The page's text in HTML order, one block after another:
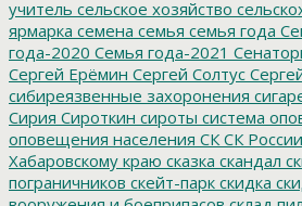
учитель сельское хозяйство
ярмарка семена семья семья года
года-2020 Семья года-2021
Сергей Ерёмин Сергей Солтус
сибиреязвенные захоронения
Сирия Сироткин сироты система
оповещения населения СК СК России
Хабаровскому краю сказка скандал
пограничников скейт-парк скидка